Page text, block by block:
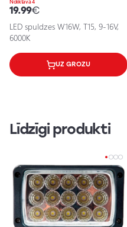
19.99€
LED spuldzes W16W, T15, 9-16V,
6000K
UZ GROZU
Līdzīgi produkti